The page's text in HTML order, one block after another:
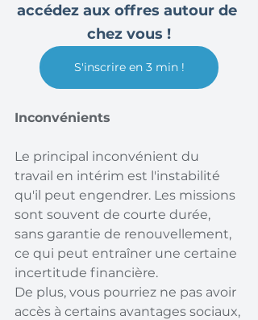
accédez aux offres autour de
chez vous !
S'inscrire en 3 min !
Inconvénients
Le principal inconvénient du
travail en intérim est l'instabilité
qu'il peut engendrer. Les missions
sont souvent de courte durée,
sans garantie de renouvellement,
ce qui peut entraîner une certaine
incertitude financière.
De plus, vous pourriez ne pas avoir
accès à certains avantages sociaux,